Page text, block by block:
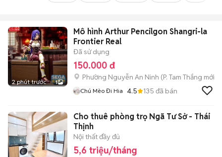
2 phút trước 1
Mô hình Arthur Pencilgon Shangri-la
Frontier Real
Đã sử dụng
150.000 đ
Phường Nguyễn An Ninh (P. Tam Thắng mới)
Chú Mèo Đi Hia 4.5 135 đã bán
Cho thuê phòng trọ Ngã Tư Sở - Thái
Thịnh
Nội thất đầy đủ
5,6 triệu/tháng